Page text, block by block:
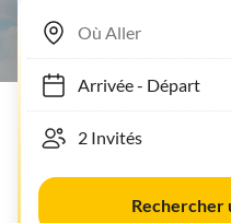
Arrivée- Départ
Rechercher